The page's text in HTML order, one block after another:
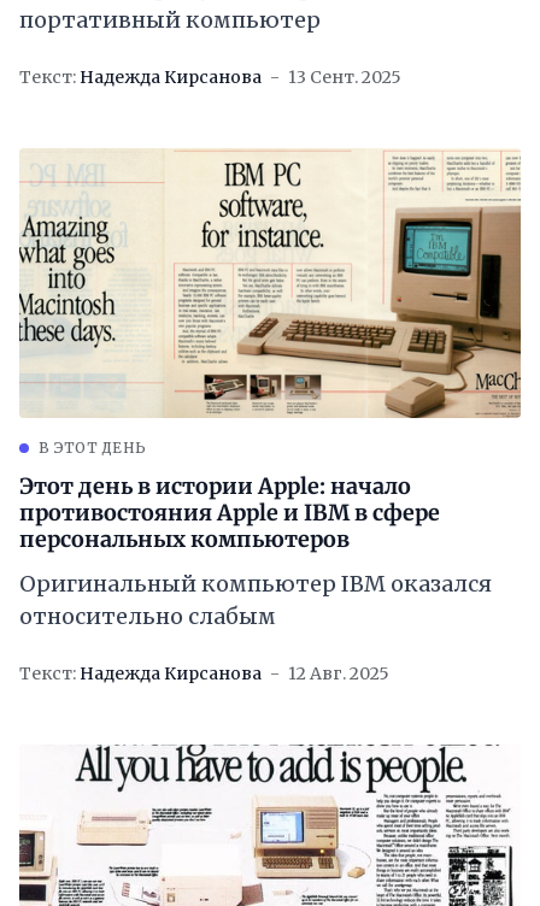
портативный компьютер
Текст: Надежда Кирсанова 13 Сент. 2025
В ЭТОТ ДЕНЬ
Этот день в истории Apple: начало
противостояния Apple и IBM в сфере
персональных компьютеров
Оригинальный компьютер IBM оказался
относительно слабым
Текст: Надежда Кирсанова 12 Авг. 2025